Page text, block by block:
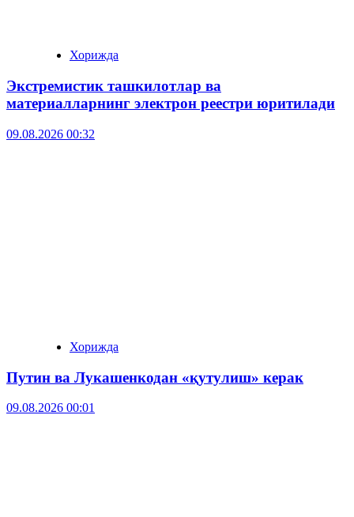
Хорижда
Экстремистик ташкилотлар ва
материалларнинг электрон реестри юритилади
09.08.2026 00:32
Хорижда
Путин ва Лукашенкодан «қутулиш» керак
09.08.2026 00:01